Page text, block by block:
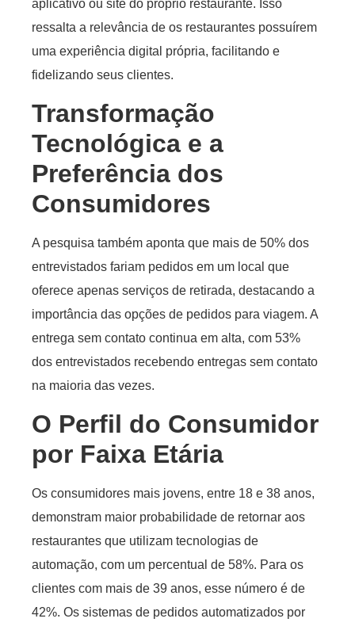
aplicativo ou site do próprio restaurante. Isso
ressalta a relevância de os restaurantes possuírem
uma experiência digital própria, facilitando e
fidelizando seus clientes.
Transformação
Tecnológica e a
Preferência dos
Consumidores
A pesquisa também aponta que mais de 50% dos
entrevistados fariam pedidos em um local que
oferece apenas serviços de retirada, destacando a
importância das opções de pedidos para viagem. A
entrega sem contato continua em alta, com 53%
dos entrevistados recebendo entregas sem contato
na maioria das vezes.
O Perfil do Consumidor
por Faixa Etária
Os consumidores mais jovens, entre 18 e 38 anos,
demonstram maior probabilidade de retornar aos
restaurantes que utilizam tecnologias de
automação, com um percentual de 58%. Para os
clientes com mais de 39 anos, esse número é de
42%. Os sistemas de pedidos automatizados por